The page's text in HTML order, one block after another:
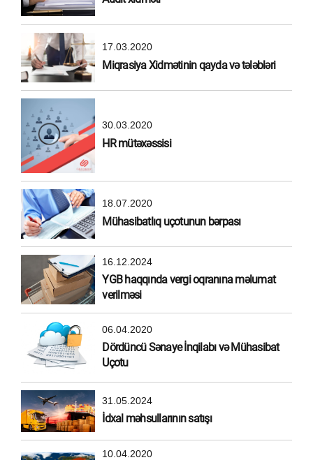
17.03.2020
Miqrasiya Xidmətinin qayda və tələbləri
30.03.2020
HR mütəxəssisi
18.07.2020
Mühasibatlıq uçotunun bərpası
16.12.2024
YGB haqqında vergi oqranına məlumat
verilməsi
06.04.2020
Dördüncü Sənaye İnqilabı və Mühasibat
Uçotu
31.05.2024
İdxal məhsullarının satışı
10.04.2020